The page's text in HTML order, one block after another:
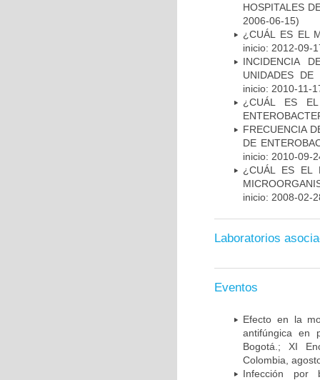
HOSPITALES
2006-06-15)
¿CUÁL ES EL
inicio: 2012-09-
INCIDENCIA
UNIDADES DE
inicio: 2010-11-
¿CUÁL ES EL
FRECUENCIA
DE
inicio: 2010-09-
¿CUÁL ES EL
inicio: 2008-02-
Laboratorios
Eventos
Efecto en la
antifúngica en
Bogotá.; XI
Colombia,
Infección por